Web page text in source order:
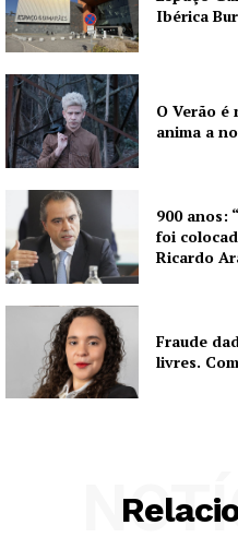
Ibérica
O Verão é
anima a
900 anos:
foi
Ricardo
Fraude
livres.